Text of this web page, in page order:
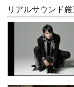
リアルサウンド